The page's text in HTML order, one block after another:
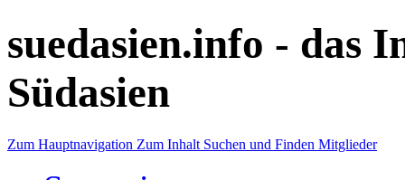
suedasien.info - das
Südasien
Zum Hauptnavigation Zum Inhalt Suchen und Finden Mitglieder